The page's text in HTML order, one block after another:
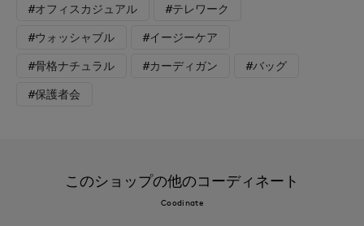
#オフィスカジュアル #テレワーク
#ウォッシャブル #イージーケア
#骨格ナチュラル #カーディガン #バッグ
#保護者会
このショップの他のコーディネート
Coodinate